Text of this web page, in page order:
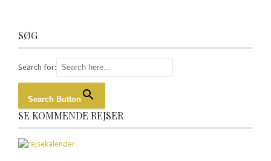
SØG
Search for:
Search Button
SE KOMMENDE REJSER